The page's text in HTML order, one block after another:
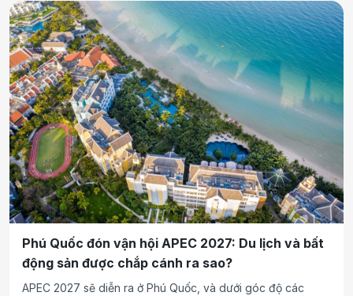
dù đã gửi đơn thư trình báo đến nhiều cơ quan chức năng
nhưng vụ việc vẫn rơi vào im lặng. Nghiêm trọng hơn, gia
đình anh Hải còn bị đe dọa, phải chuyển chỗ ở để tránh bị
hãm hại.
Phú Quốc đón vận hội APEC 2027: Du lịch và bất
động sản được chắp cánh ra sao?
APEC 2027 sẽ diễn ra ở Phú Quốc, và dưới góc độ các